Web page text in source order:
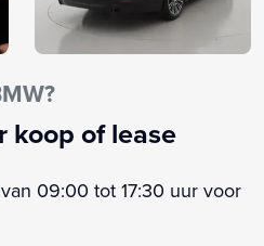
koop of lease
09:00 tot 17:30 uur voor